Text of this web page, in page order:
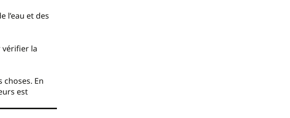
l’eau et des
vérifier la
En
est